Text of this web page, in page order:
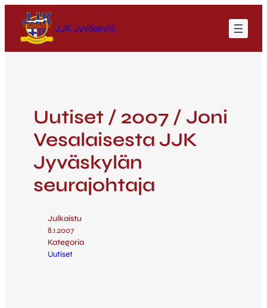
JJK Jyväskylä
Uutiset / 2007 / Joni
Vesalaisesta JJK
Jyväskylän
seurajohtaja
Julkaistu
8.1.2007
Kategoria
Uutiset